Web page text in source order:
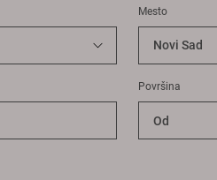
Mesto
Površina